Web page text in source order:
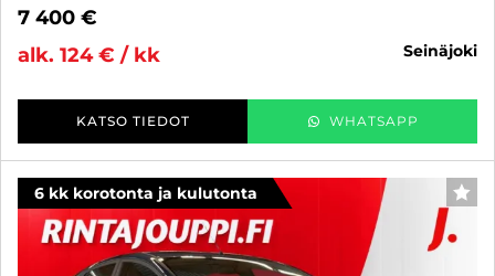
7 400 €
alk. 124 € / kk
seinäjoki
KATSO TIEDOT WHATSAPP
6 kk korotonta ja kulutonta